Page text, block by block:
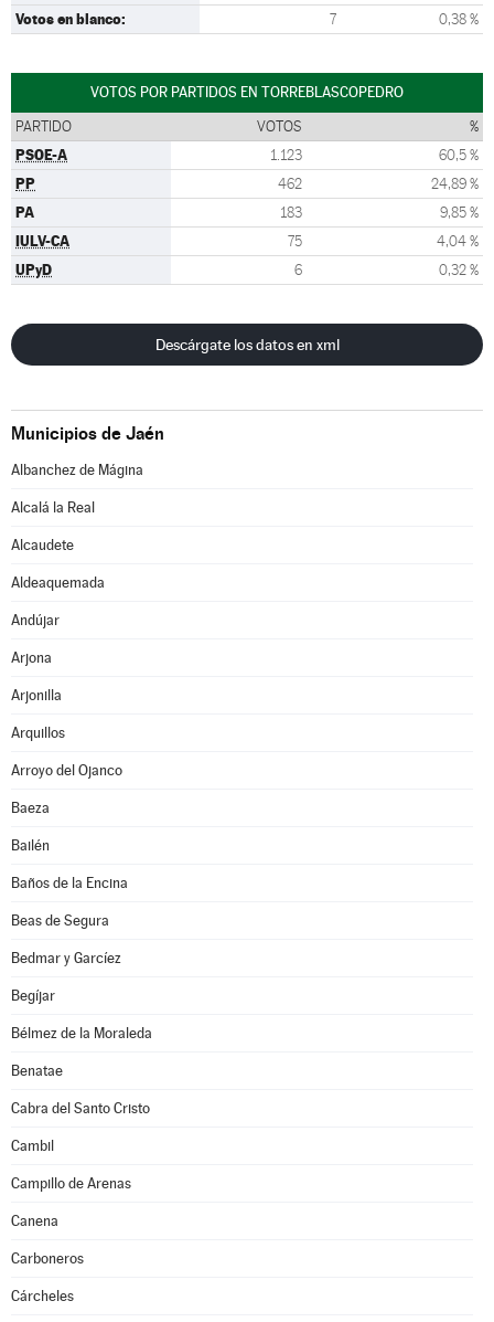
Votos en blanco: 7 0,38 %
VOTOS POR PARTIDOS EN TORREBLASCOPEDRO
PARTIDO VOTOS %
PSOE-A 1.123 60,5 %
PP 462 24,89 %
PA 183 9,85 %
IULV-CA 75 4,04 %
UPyD 6 0,32 %
Descárgate los datos en xml
Municipios de Jaén
Albanchez de Mágina
Alcalá la Real
Alcaudete
Aldeaquemada
Andújar
Arjona
Arjonilla
Arquillos
Arroyo del Ojanco
Baeza
Bailén
Baños de la Encina
Beas de Segura
Bedmar y Garcíez
Begíjar
Bélmez de la Moraleda
Benatae
Cabra del Santo Cristo
Cambil
Campillo de Arenas
Canena
Carboneros
Cárcheles